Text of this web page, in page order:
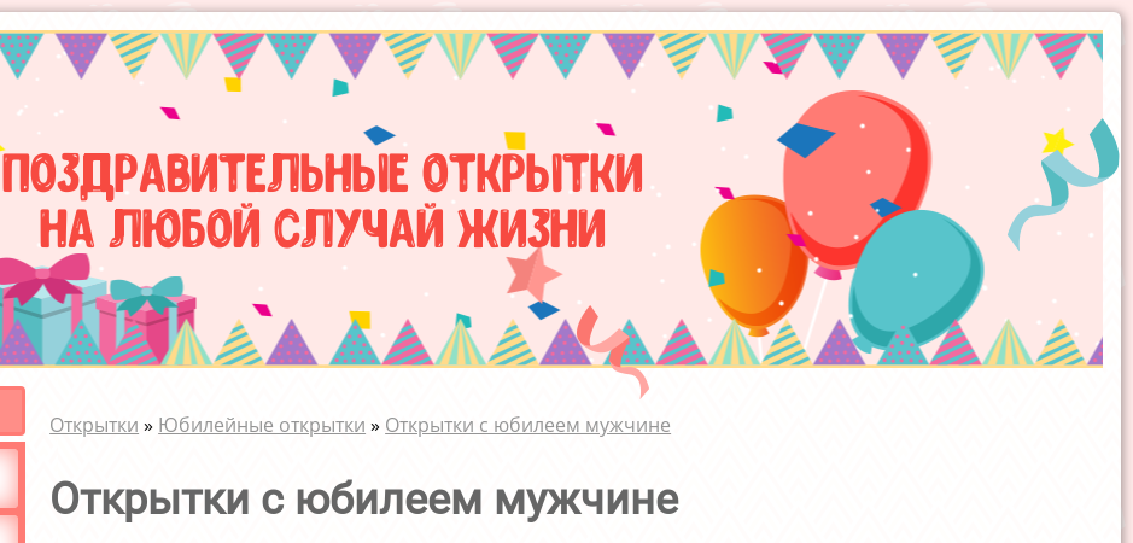
Поздравительные открытки
на любой случай жизни
Открытки » Юбилейные открытки » Открытки с юбилеем мужчине
Открытки с юбилеем мужчине